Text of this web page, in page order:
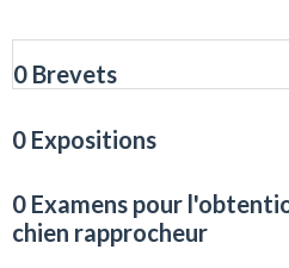
0 Brevets
0 Expositions
0 Examens pour
chien rapprocheur